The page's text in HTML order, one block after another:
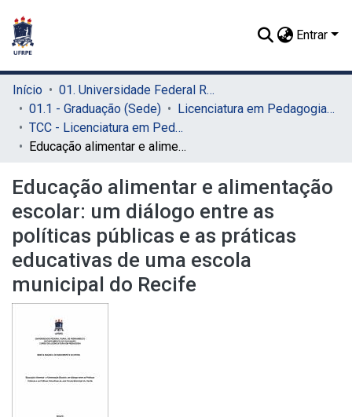
Entrar
Início
01. Universidade Federal Rural de Pernambuco - UFRPE (Sede)
01.1 - Graduação (Sede)
Licenciatura em Pedagogia (Sede)
TCC - Licenciatura em Pedagogia (Sede)
Educação alimentar e alimentação escolar: um diálogo entre as políticas públicas e as práticas educativas de uma escola municipal do Recife
Educação alimentar e alimentação
escolar: um diálogo entre as
políticas públicas e as práticas
educativas de uma escola
municipal do Recife